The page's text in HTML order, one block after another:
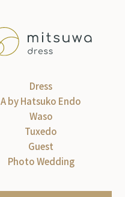
Dress
A by Hatsuko Endo
Waso
Tuxedo
Guest
Photo Wedding